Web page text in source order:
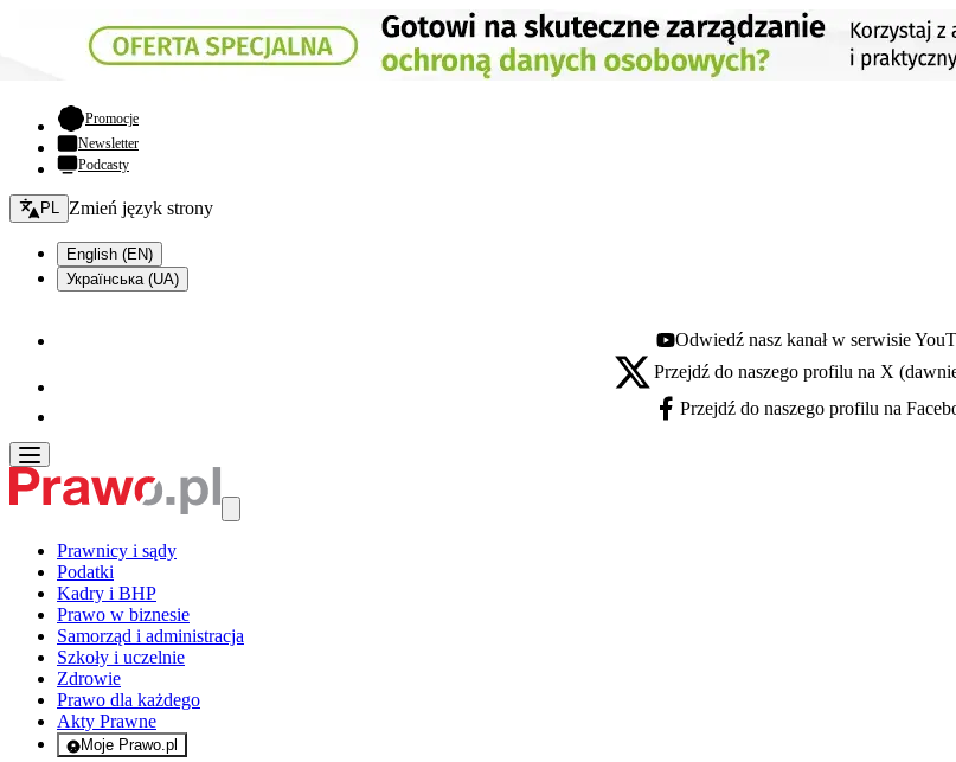
Promocje- otwiera się w nowej karcie
Newsletter
Podcasty
Zmień język - bieżący:
PL Zmień język strony
English (EN)
Українська (UA)
Youtube - otwiera się w nowej karcie
Odwiedź nasz kanał w serwisie
X - otwiera się w nowej karcie
Przejdź do naszego profilu na X
Facebook - otwiera się w nowej karcie
Przejdź do naszego profilu na
Prawnicy i sądy
Podatki
Kadry i BHP
Prawo w biznesie
Samorząd i administracja
Szkoły i uczelnie
Zdrowie
Prawo dla każdego
Akty Prawne
Moje Prawo.pl